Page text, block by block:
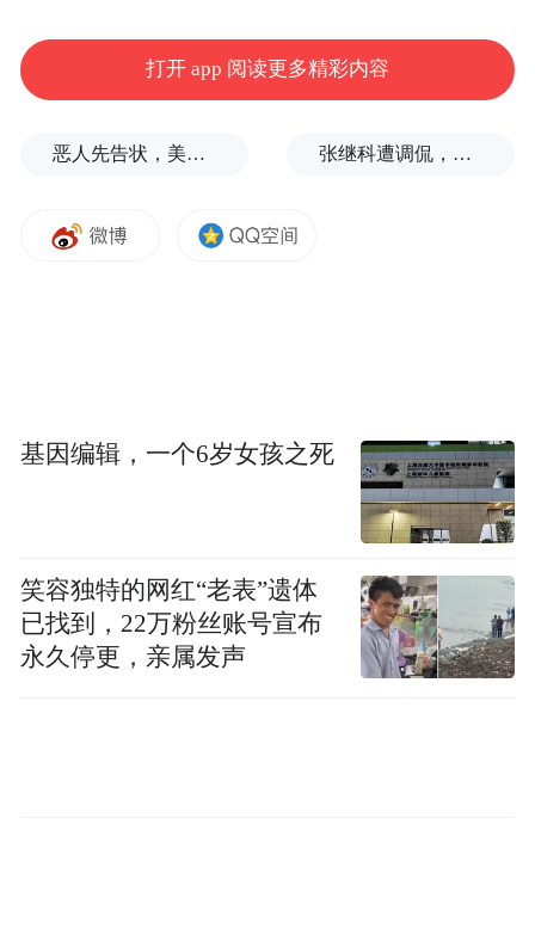
“特别声明：以上作品内容(包括在内的视频、图片或音
频)为凤凰网旗下自媒体平台“大风号”用户上传并发
Notice: The content above (including the videos,
platform and merely provides information storage
打开 app 阅读更多精彩内容
恶人先告状，美方就黄岩岛污蔑中方 张继科遭调侃，这项“自虐”赛事在中国火了
基因编辑，一个6岁女孩之死
笑容独特的网红“老表”遗体
已找到，22万粉丝账号宣布
永久停更，亲属发声